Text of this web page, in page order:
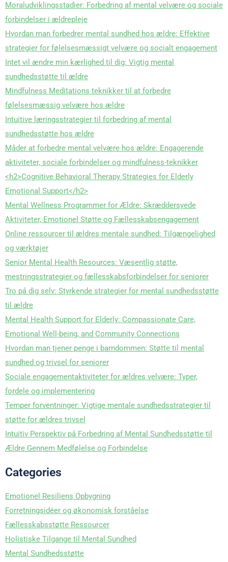
Moraludviklingsstadier: Forbedring af mental velvære og sociale
forbindelser i ældrepleje
Hvordan man forbedrer mental sundhed hos ældre: Effektive
strategier for følelsesmæssigt velvære og socialt engagement
Intet vil ændre min kærlighed til dig: Vigtig mental
sundhedsstøtte til ældre
Mindfulness Meditations teknikker til at forbedre
følelsesmæssig velvære hos ældre
Intuitive læringsstrategier til forbedring af mental
sundhedsstøtte hos ældre
Måder at forbedre mental velvære hos ældre: Engagerende
aktiviteter, sociale forbindelser og mindfulness-teknikker
<h2>Cognitive Behavioral Therapy Strategies for Elderly
Emotional Support</h2>
Mental Wellness Programmer for Ældre: Skræddersyede
Aktiviteter, Emotionel Støtte og Fællesskabsengagement
Online ressourcer til ældres mentale sundhed: Tilgængelighed
og værktøjer
Senior Mental Health Resources: Væsentlig støtte,
mestringsstrategier og fællesskabsforbindelser for seniorer
Tro på dig selv: Styrkende strategier for mental sundhedsstøtte
til ældre
Mental Health Support for Elderly: Compassionate Care,
Emotional Well-being, and Community Connections
Hvordan man tjener penge i barndommen: Støtte til mental
sundhed og trivsel for seniorer
Sociale engagementaktiviteter for ældres velvære: Typer,
fordele og implementering
Temper forventninger: Vigtige mentale sundhedsstrategier til
støtte for ældres trivsel
Intuitiv Perspektiv på Forbedring af Mental Sundhedsstøtte til
Ældre Gennem Medfølelse og Forbindelse
Categories
Emotionel Resiliens Opbygning
Forretningsidéer og økonomisk forståelse
Fællesskabsstøtte Ressourcer
Holistiske Tilgange til Mental Sundhed
Mental Sundhedsstøtte